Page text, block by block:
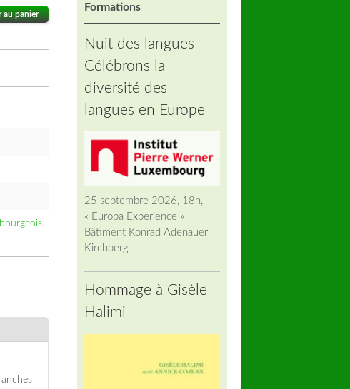
au panier
Formations
Nuit des langues –
Célébrons la
diversité des
langues en Europe
25 septembre 2026, 18h,
« Europa Experience »
Bâtiment Konrad Adenauer
Kirchberg
Hommage à Gisèle
Halimi